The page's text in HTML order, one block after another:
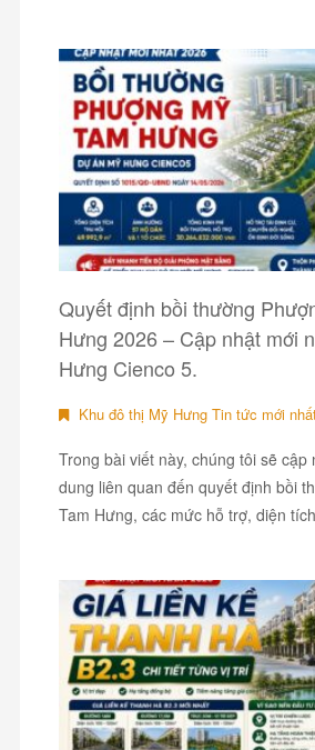
Quyết định bồi thường
Hưng 2026 – Cập nhật mới
Hưng Cienco 5.
Khu đô thị Mỹ Hưng Tin tức mới
Trong bài viết này, chúng tôi sẽ cập
dung liên quan đến quyết định bồi
Tam Hưng, các mức hỗ trợ, diện tích